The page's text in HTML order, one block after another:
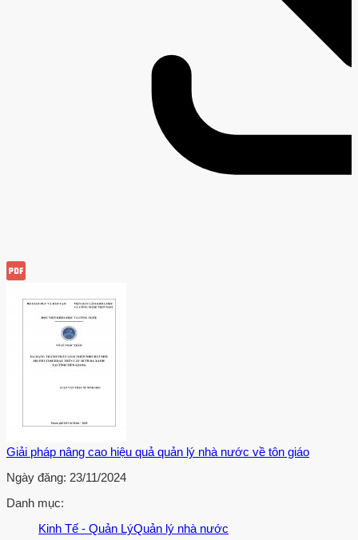
Giải pháp nâng cao hiệu quả quản lý nhà nước về tôn giáo
Ngày đăng: 23/11/2024
Danh mục:
Kinh Tế - Quản LýQuản lý nhà nước